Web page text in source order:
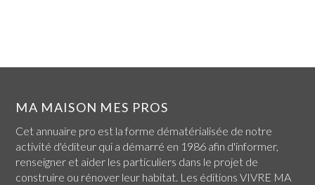
MA MAISON MES PROS
Cet annuaire pro est la forme dématérialisée de notre
activité d'éditeur qui a démarré en 1986 afin d'informer,
renseigner et aider les particuliers dans le projet de
construire ou rénover leur habitat. Les éditions VIVRE MA